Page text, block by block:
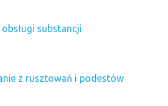
substancji
z rusztowań i podestów